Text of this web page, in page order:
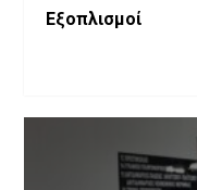
Εξοπλισμοί